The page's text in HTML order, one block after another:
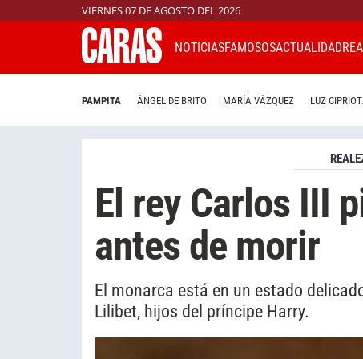
VIERNES 07 DE AGOSTO DEL 2026
NOTICIASFAMOSOSACTUALIDAD
PAMPITA ÁNGEL DE BRITO MARÍA VÁZQUEZ LUZ
El rey Carlos III
antes de morir
El monarca está en un estado
Lilibet, hijos del príncipe Harry.